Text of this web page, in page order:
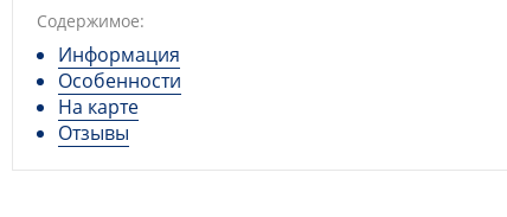
Содержимое:
Информация
Особенности
На карте
Отзывы